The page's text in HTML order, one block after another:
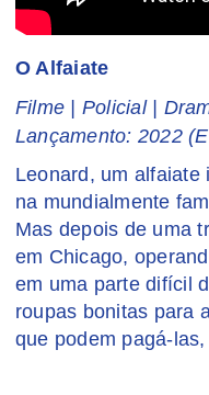
O Alfaiate
Filme | Policial |
Lançamento: 2022
Leonard, um alfaiate
na mundialmente
Mas depois de uma
em Chicago,
em uma parte difícil
roupas bonitas para
que podem pagá-